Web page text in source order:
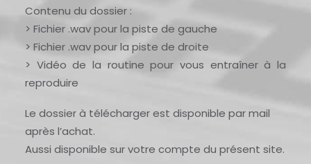
Contenu du dossier :
> Fichier .wav pour la piste de gauche
> Fichier .wav pour la piste de droite
> Vidéo de la routine pour vous entraîner à la
reproduire
Le dossier à télécharger est disponible par mail
après l’achat.
Aussi disponible sur votre compte du présent site.